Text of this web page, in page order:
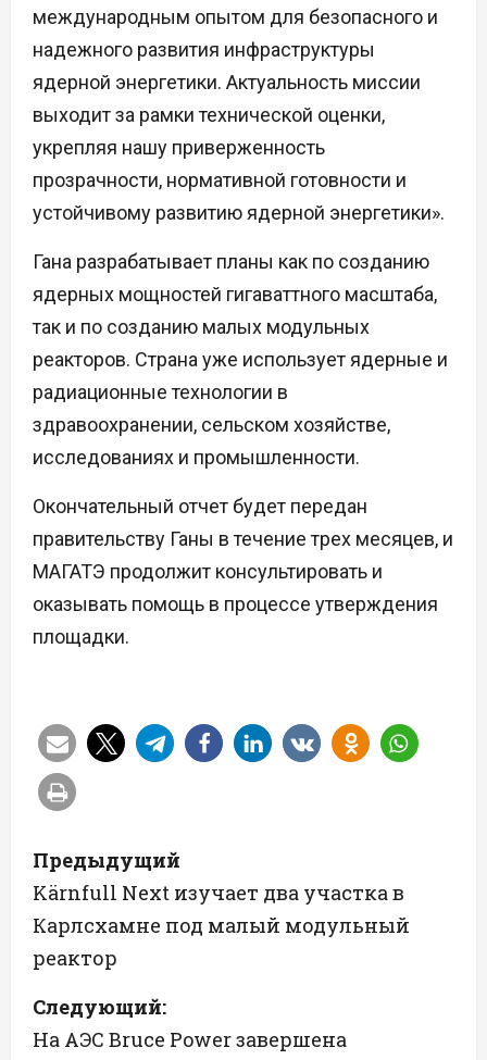
международным опытом для безопасного и
надежного развития инфраструктуры
ядерной энергетики. Актуальность миссии
выходит за рамки технической оценки,
укрепляя нашу приверженность
прозрачности, нормативной готовности и
устойчивому развитию ядерной энергетики».
Гана разрабатывает планы как по созданию
ядерных мощностей гигаваттного масштаба,
так и по созданию малых модульных
реакторов. Страна уже использует ядерные и
радиационные технологии в
здравоохранении, сельском хозяйстве,
исследованиях и промышленности.
Окончательный отчет будет передан
правительству Ганы в течение трех месяцев, и
МАГАТЭ продолжит консультировать и
оказывать помощь в процессе утверждения
площадки.
Н
а
в
г
Предыдущий
Kärnfull Next изучает два участка в
Карлсхамне под малый модульный
реактор
Следующий:
На АЭС Bruce Power завершена